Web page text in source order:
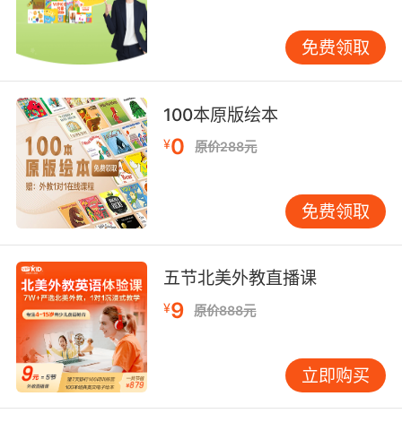
4、《Teddy Bear》
这是一首带动作的英语幼儿歌曲，它的主角是一
时候孩子也可以跟随者音乐旋律，一边学习唱歌
一边学习它的动作。
5、《Two little blackbird》
整首歌的段落是比较少的，并且曲调也很简单、
方便孩子哼唱，标准地道的发音能够促进宝宝对
于英语的感知，进一步也可以激发孩子的英语学
习兴趣。
6、《Clap your hands》
这是一首简单并且带动作的儿歌童谣，其节奏轻
松简单并且歌词也是重复出现的，不断的重复有
免费领取
100本原版绘本
¥0 原价288元
免费领取
五节北美外教直播课
¥9 原价888元
立即购买